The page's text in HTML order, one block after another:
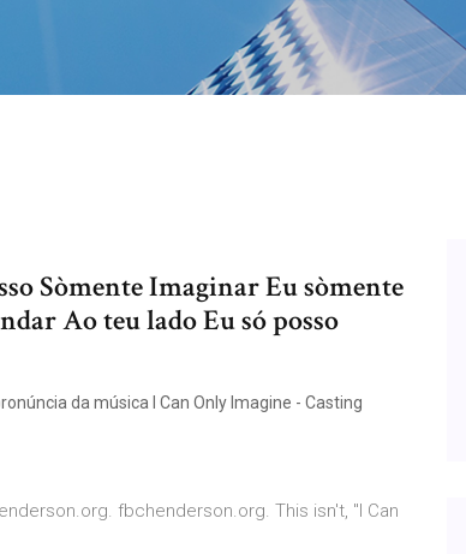
Sòmente Imaginar Eu sòmente
Ao teu lado Eu só posso
da música I Can Only Imagine - Casting
fbchenderson.org. This isn't, "I Can